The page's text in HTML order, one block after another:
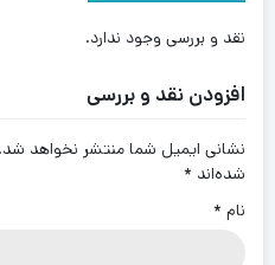
نقد و بررسی وجود ندارد.
افزودن نقد و بررسی
نشانی ایمیل شما منتشر نخواهد شد.
شده‌اند *
نام *